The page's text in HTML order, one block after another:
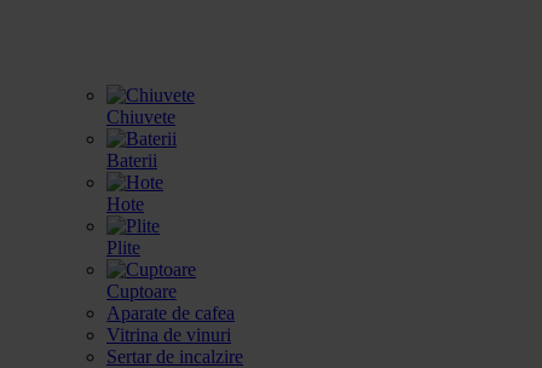
Chiuvete
Baterii
Hote
Plite
Cuptoare
Aparate de cafea
Vitrina de vinuri
Sertar de incalzire